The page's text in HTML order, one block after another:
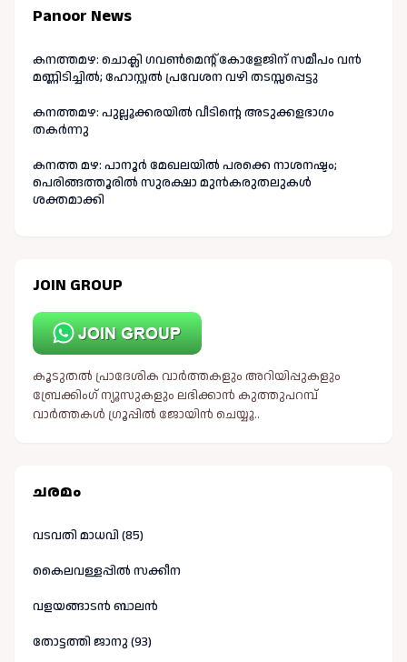
Panoor News
കനത്തമഴ: ചൊക്ലി ഗവൺമെന്റ് കോളേജിന് സമീപം വൻ
മണ്ണിടിച്ചിൽ; ഹോസ്റ്റൽ പ്രവേശന വഴി തടസ്സപ്പെട്ടു
കനത്തമഴ: പുല്ലൂക്കരയിൽ വീടിന്റെ അടുക്കളഭാഗം
തകർന്നു
കനത്ത മഴ: പാനൂർ മേഖലയിൽ പരക്കെ നാശനഷ്ടം;
പെരിങ്ങത്തൂരിൽ സുരക്ഷാ മുൻകരുതലുകൾ
ശക്തമാക്കി
JOIN GROUP
കൂടുതൽ പ്രാദേശിക വാർത്തകളും അറിയിപ്പുകളും
ബ്രേക്കിംഗ് ന്യൂസുകളും ലഭിക്കാൻ കുത്തുപറമ്പ്
വാർത്തകൾ ഗ്രൂപ്പിൽ ജോയിൻ ചെയ്യൂ..
ചരമം
വടവതി മാധവി (85)
കൈലവള്ളപ്പിൽ സക്കീന
വളയങ്ങാടൻ ബാലൻ
തോട്ടത്തി ജാനു (93)